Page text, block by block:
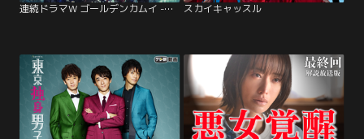
連続ドラマW ゴールデンカムイ -北海道刺青囚人争奪編- スカイキャッスル